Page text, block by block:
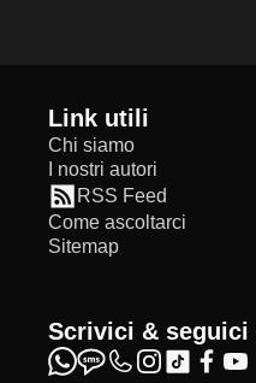
Link utili
Chi siamo
I nostri autori
RSS Feed
Come ascoltarci
Sitemap
Scrivici &